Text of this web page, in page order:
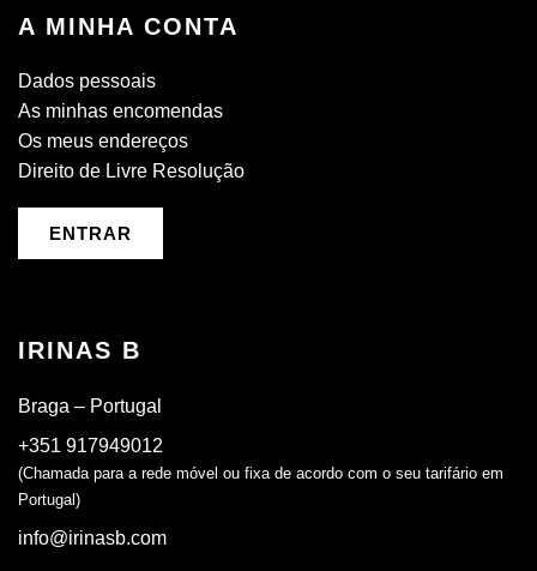
A MINHA CONTA
Dados pessoais
As minhas encomendas
Os meus endereços
Direito de Livre Resolução
ENTRAR
IRINAS B
Braga – Portugal
+351 917949012
(Chamada para a rede móvel ou fixa de acordo com o seu tarifário em
Portugal)
info@irinasb.com